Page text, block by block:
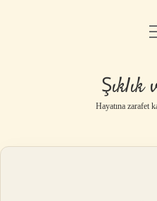
Gizlilik
Şıklık
Hayatına zarafet